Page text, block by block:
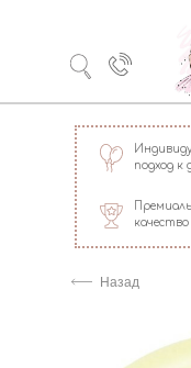
подход к
Назад